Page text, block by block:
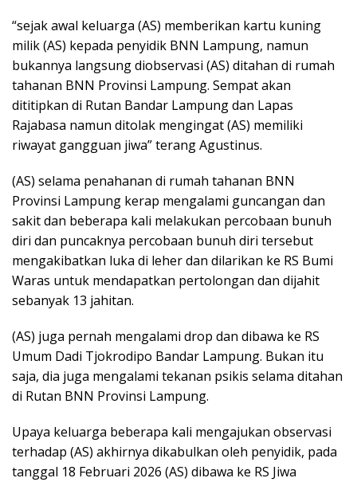
“sejak awal keluarga (AS) memberikan kartu kuning
milik (AS) kepada penyidik BNN Lampung, namun
bukannya langsung diobservasi (AS) ditahan di rumah
tahanan BNN Provinsi Lampung. Sempat akan
dititipkan di Rutan Bandar Lampung dan Lapas
Rajabasa namun ditolak mengingat (AS) memiliki
riwayat gangguan jiwa” terang Agustinus.
(AS) selama penahanan di rumah tahanan BNN
Provinsi Lampung kerap mengalami guncangan dan
sakit dan beberapa kali melakukan percobaan bunuh
diri dan puncaknya percobaan bunuh diri tersebut
mengakibatkan luka di leher dan dilarikan ke RS Bumi
Waras untuk mendapatkan pertolongan dan dijahit
sebanyak 13 jahitan.
(AS) juga pernah mengalami drop dan dibawa ke RS
Umum Dadi Tjokrodipo Bandar Lampung. Bukan itu
saja, dia juga mengalami tekanan psikis selama ditahan
di Rutan BNN Provinsi Lampung.
Upaya keluarga beberapa kali mengajukan observasi
terhadap (AS) akhirnya dikabulkan oleh penyidik, pada
tanggal 18 Februari 2026 (AS) dibawa ke RS Jiwa